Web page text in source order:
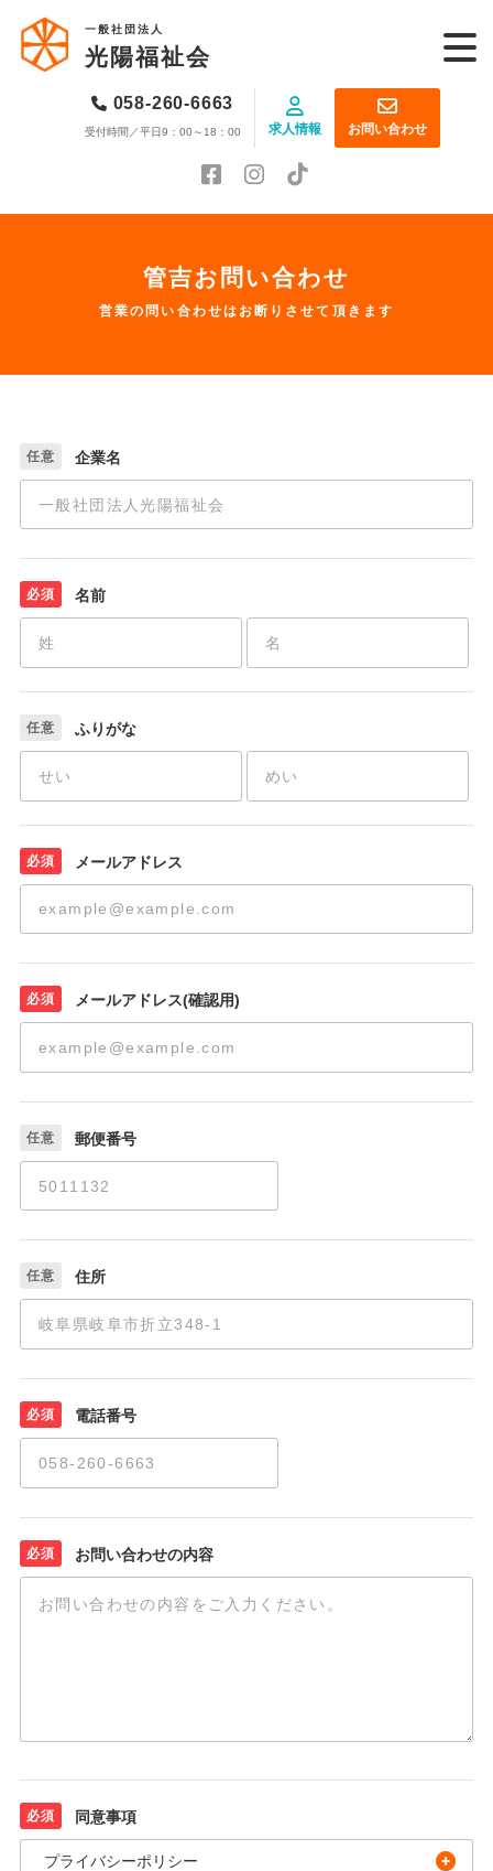
一般社団法人
光陽福祉会
058-260-6663
受付時間／平日9：00～18：00 求人情報 お問い合わせ
管吉お問い合わせ
営業の問い合わせはお断りさせて頂きます
任意 企業名
必須 名前
任意 ふりがな
必須 メールアドレス
必須 メールアドレス(確認用)
任意 郵便番号
任意 住所
必須 電話番号
必須 お問い合わせの内容
必須 同意事項
プライバシーポリシー